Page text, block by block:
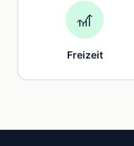
🎢
Freizeit